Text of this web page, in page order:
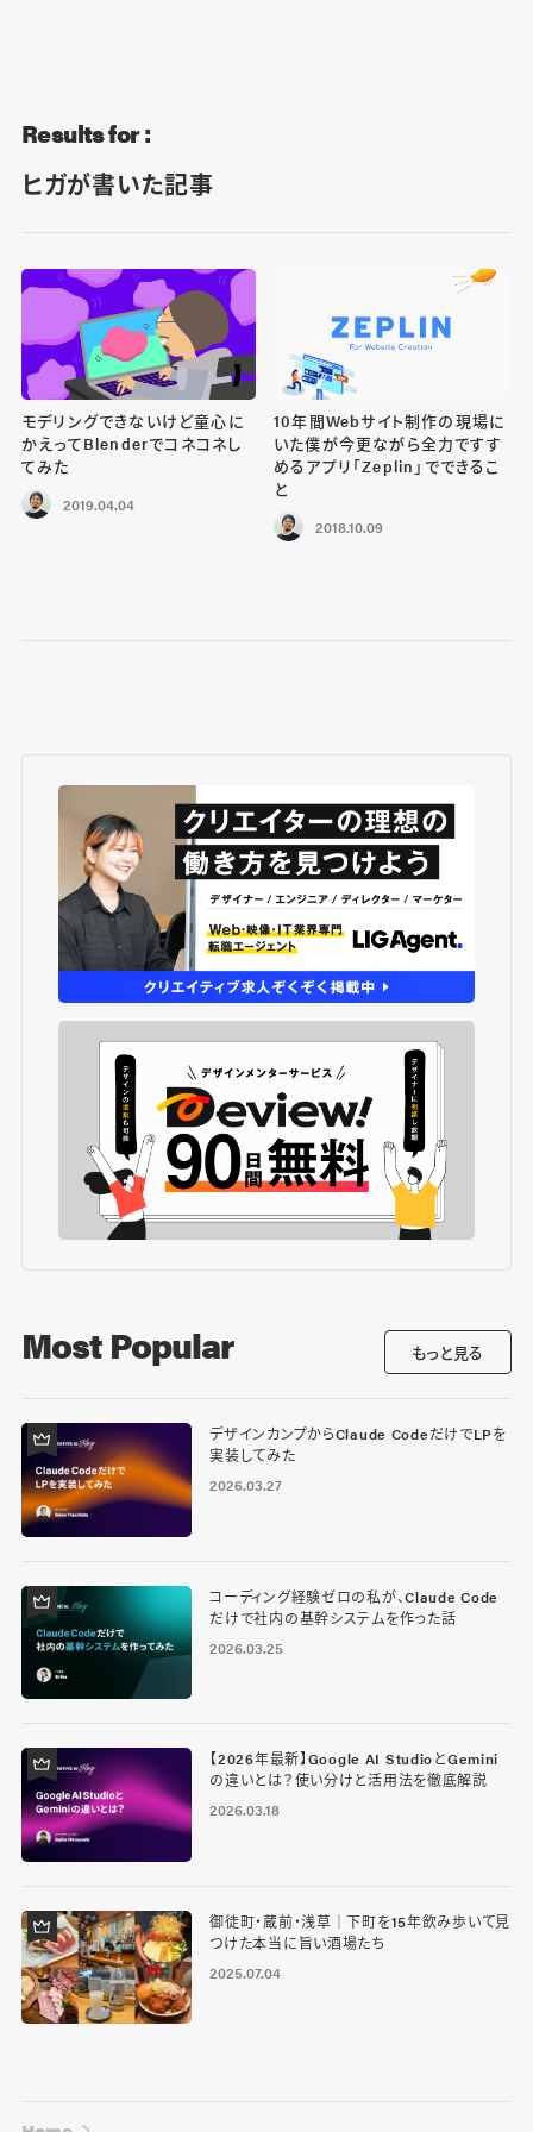
Results for :
ヒガが書いた記事
モデリングできないけど童心に
かえってBlenderでコネコネし
てみた
2019.04.04
10年間Webサイト制作の現場に
いた僕が今更ながら全力ですす
めるアプリ「Zeplin」でできるこ
と
2018.10.09
Most Popular もっと見る
デザインカンプからClaude CodeだけでLPを
実装してみた
2026.03.27
コーディング経験ゼロの私が、Claude Code
だけで社内の基幹システムを作った話
2026.03.25
【2026年最新】Google AI StudioとGemini
の違いとは？使い分けと活用法を徹底解説
2026.03.18
御徒町・蔵前・浅草｜下町を15年飲み歩いて見
つけた本当に旨い酒場たち
2025.07.04